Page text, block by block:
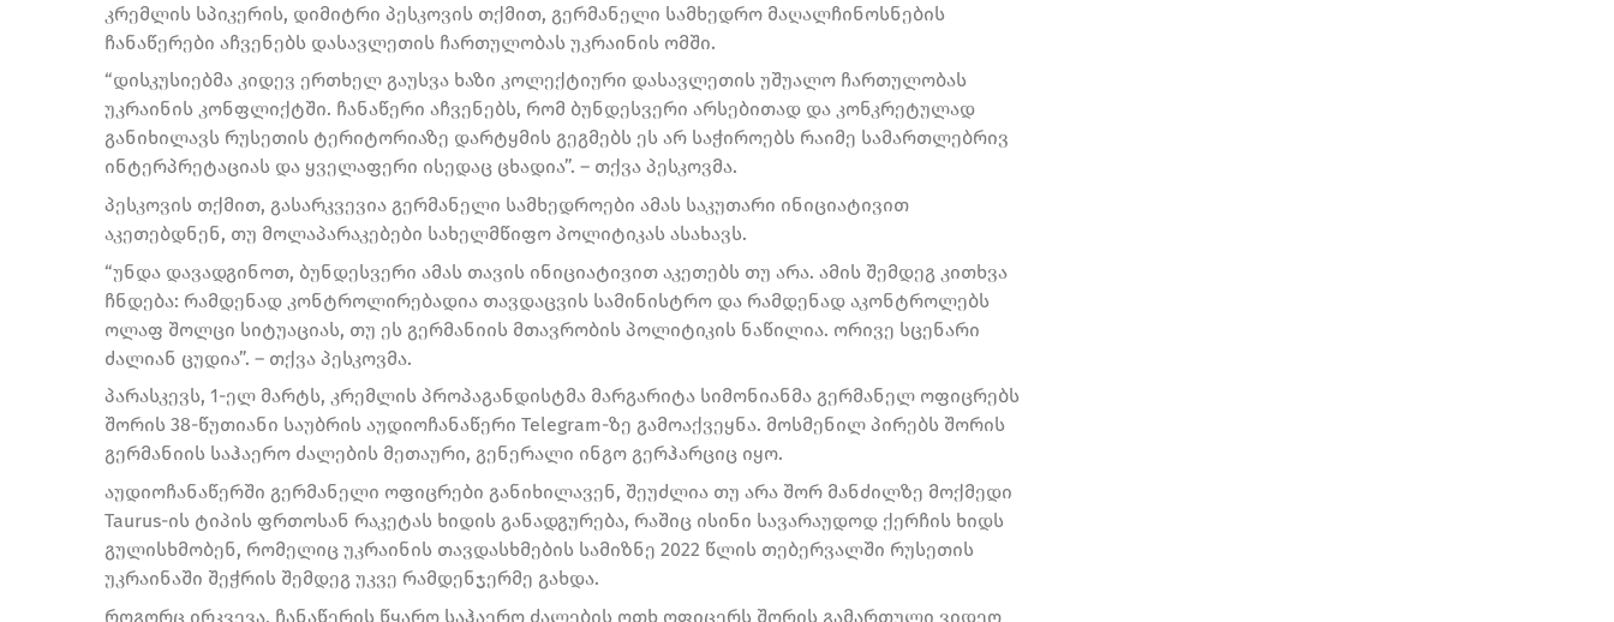
კრემლის სპიკერის, დიმიტრი პესკოვის თქმით, გერმანელი სამხედრო მაღალჩინოსნების
ჩანაწერები აჩვენებს დასავლეთის ჩართულობას უკრაინის ომში.
“დისკუსიებმა კიდევ ერთხელ გაუსვა ხაზი კოლექტიური დასავლეთის უშუალო ჩართულობას
უკრაინის კონფლიქტში. ჩანაწერი აჩვენებს, რომ ბუნდესვერი არსებითად და კონკრეტულად
განიხილავს რუსეთის ტერიტორიაზე დარტყმის გეგმებს ეს არ საჭიროებს რაიმე სამართლებრივ
ინტერპრეტაციას და ყველაფერი ისედაც ცხადია”. – თქვა პესკოვმა.
პესკოვის თქმით, გასარკვევია გერმანელი სამხედროები ამას საკუთარი ინიციატივით
აკეთებდნენ, თუ მოლაპარაკებები სახელმწიფო პოლიტიკას ასახავს.
“უნდა დავადგინოთ, ბუნდესვერი ამას თავის ინიციატივით აკეთებს თუ არა. ამის შემდეგ კითხვა
ჩნდება: რამდენად კონტროლირებადია თავდაცვის სამინისტრო და რამდენად აკონტროლებს
ოლაფ შოლცი სიტუაციას, თუ ეს გერმანიის მთავრობის პოლიტიკის ნაწილია. ორივე სცენარი
ძალიან ცუდია”. – თქვა პესკოვმა.
პარასკევს, 1-ელ მარტს, კრემლის პროპაგანდისტმა მარგარიტა სიმონიანმა გერმანელ ოფიცრებს
შორის 38-წუთიანი საუბრის აუდიოჩანაწერი Telegram-ზე გამოაქვეყნა. მოსმენილ პირებს შორის
გერმანიის საჰაერო ძალების მეთაური, გენერალი ინგო გერჰარციც იყო.
აუდიოჩანაწერში გერმანელი ოფიცრები განიხილავენ, შეუძლია თუ არა შორ მანძილზე მოქმედი
Taurus-ის ტიპის ფრთოსან რაკეტას ხიდის განადგურება, რაშიც ისინი სავარაუდოდ ქერჩის ხიდს
გულისხმობენ, რომელიც უკრაინის თავდასხმების სამიზნე 2022 წლის თებერვალში რუსეთის
უკრაინაში შეჭრის შემდეგ უკვე რამდენჯერმე გახდა.
როგორც ირკვევა, ჩანაწერის წყარო საჰაერო ძალების ოთხ ოფიცერს შორის გამართული ვიდეო